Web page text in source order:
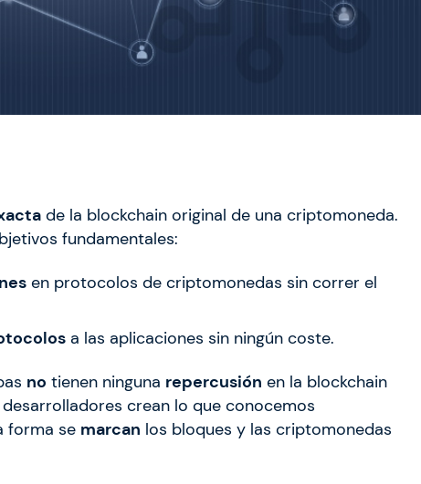
de la blockchain original de una criptomoneda.
fundamentales:
en protocolos de criptomonedas sin correr el
a las aplicaciones sin ningún coste.
no tienen ninguna repercusión en la blockchain
crean lo que conocemos
forma se marcan los bloques y las criptomonedas